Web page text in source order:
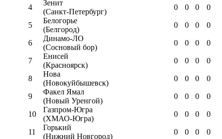
4
Зенит
(Санкт-Петербург)
0 0 0 0
5
Белогорье
(Белгород)
0 0 0 0
6
Динамо-ЛО
(Сосновый бор)
0 0 0 0
7
Енисей
(Красноярск)
0 0 0 0
8
Нова
(Новокуйбышевск)
0 0 0 0
9
Факел Ямал
(Новый Уренгой)
0 0 0 0
10
Газпром-Югра
(ХМАО-Югра)
0 0 0 0
11
Горький
(Нижний Новгород)
0 0 0 0